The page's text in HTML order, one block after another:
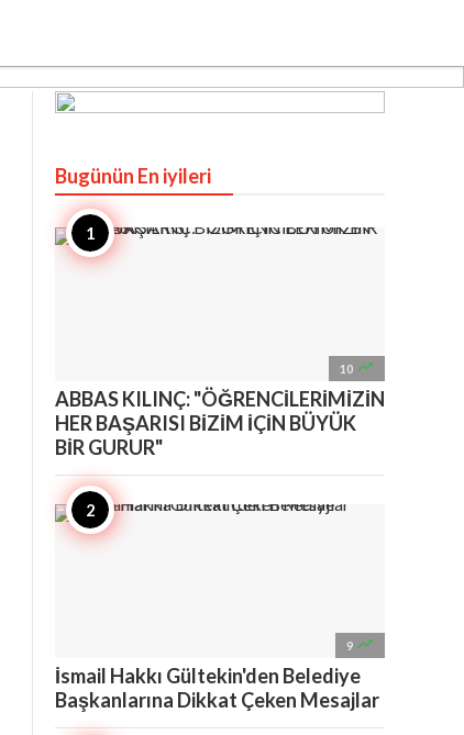
Bugünün En iyileri
10 
ABBAS KILINÇ: "ÖĞRENCİLERİMİZİN
HER BAŞARISI BİZİM İÇİN BÜYÜK
BİR GURUR"
9 
İsmail Hakkı Gültekin'den Belediye
Başkanlarına Dikkat Çeken Mesajlar